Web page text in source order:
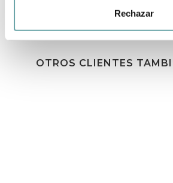
Rechazar
OTROS CLIENTES